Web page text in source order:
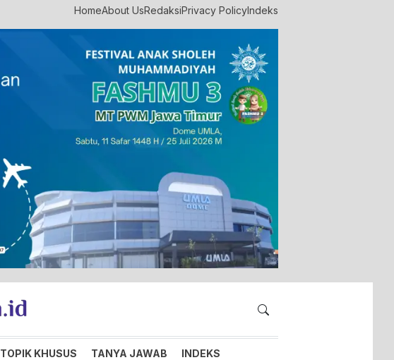
HomeAbout UsRedaksiPrivacy PolicyIndeks
TOPIK KHUSUS TANYA JAWAB INDEKS